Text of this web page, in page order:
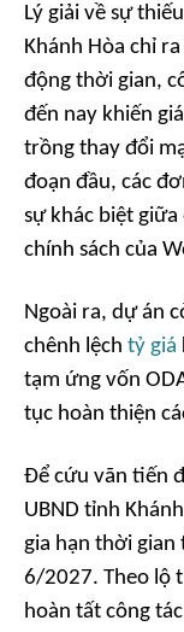
Lý giải về sự
Khánh Hòa chỉ
động thời gian,
đến nay khiến
trồng thay đổi
đoạn đầu, các
sự khác biệt
chính sách của
Ngoài ra, dự án
chênh lệch tỷ giá
tạm ứng vốn
tục hoàn thiện
Để cứu vãn tiến
UBND tỉnh
gia hạn thời
6/2027. Theo lộ
hoàn tất công